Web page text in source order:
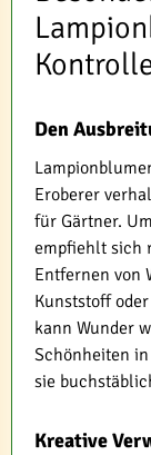
Den
Eroberer
für Gärtner.
empfiehlt sich
Entfernen von
Kunststoff
kann Wunder
Schönheiten
sie
Kreative